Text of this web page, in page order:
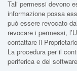
Tali permessi devono
informazione possa
può essere revocato
revocare i permessi,
contattare il
La procedura per il
periferica e del